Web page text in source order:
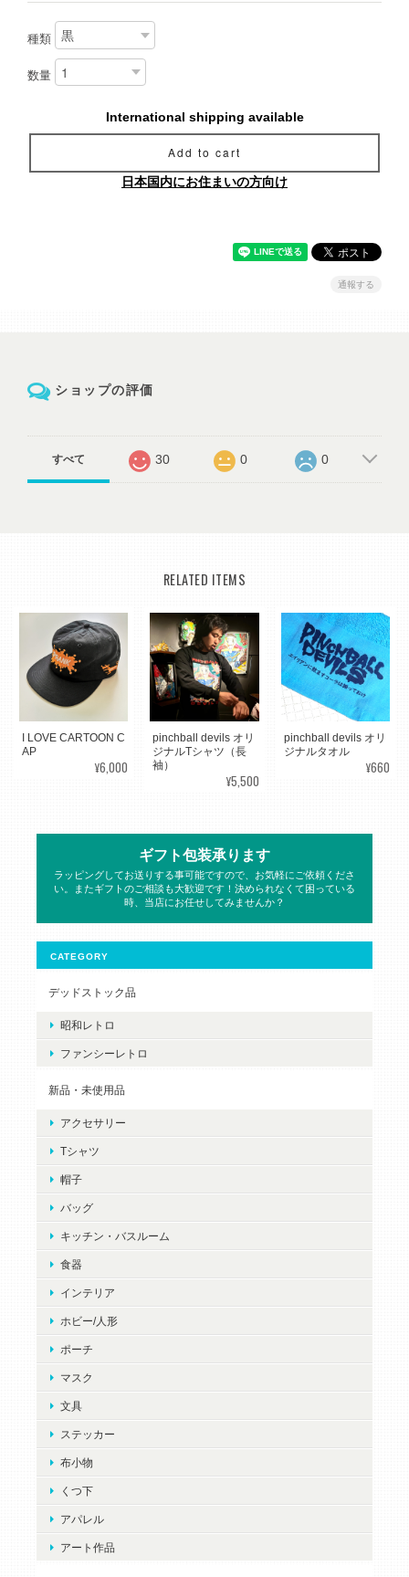
種類
数量
International shipping available
Add to cart
日本国内にお住まいの方向け
通報する
ショップの評価
すべて 30 0 0
RELATED ITEMS
I LOVE CARTOON C
AP
¥6,000
pinchball devils オリ
ジナルTシャツ（長
袖）
¥5,500
pinchball devils オリ
ジナルタオル
¥660
ギフト包装承ります
ラッピングしてお送りする事可能ですので、お気軽にご依頼くださ
い。またギフトのご相談も大歓迎です！決められなくて困っている
時、当店にお任せしてみませんか？
CATEGORY
デッドストック品
昭和レトロ
ファンシーレトロ
新品・未使用品
アクセサリー
Tシャツ
帽子
バッグ
キッチン・バスルーム
食器
インテリア
ホビー/人形
ポーチ
マスク
文具
ステッカー
布小物
くつ下
アパレル
アート作品